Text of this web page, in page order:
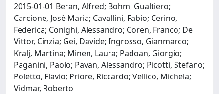
2015-01-01 Beran, Alfred; Bohm, Gualtiero;
Carcione, Josè Maria; Cavallini, Fabio; Cerino,
Federica; Conighi, Alessandro; Coren, Franco; De
Vittor, Cinzia; Gei, Davide; Ingrosso, Gianmarco;
Kralj, Martina; Minen, Laura; Padoan, Giorgio;
Paganini, Paolo; Pavan, Alessandro; Picotti, Stefano;
Poletto, Flavio; Priore, Riccardo; Vellico, Michela;
Vidmar, Roberto